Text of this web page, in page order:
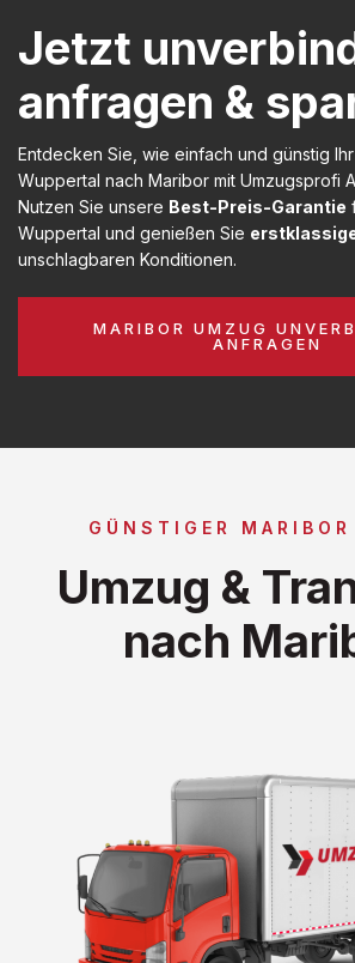
Jetzt
anfragen &
Entdecken Sie, wie einfach und günstig
Wuppertal nach Maribor mit Umzugsprofi
Nutzen Sie unsere Best-Preis-Garantie
Wuppertal und genießen Sie
unschlagbaren Konditionen.
MARIBOR UMZUG
ANFRAGEN
GÜNSTIGER MARIBOR
Umzug &
nach